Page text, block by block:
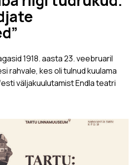
1918. aasta 23. veebruaril
rahvale, kes oli tulnud kuulama
väljakuulutamist Endla teatri